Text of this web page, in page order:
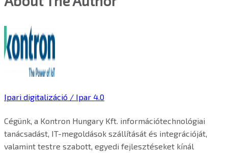
Ipari digitalizáció / Ipar 4.0
Cégünk, a Kontron Hungary Kft. információtechnológiai
tanácsadást, IT-megoldások szállítását és integrációját,
valamint testre szabott, egyedi fejlesztéseket kínál